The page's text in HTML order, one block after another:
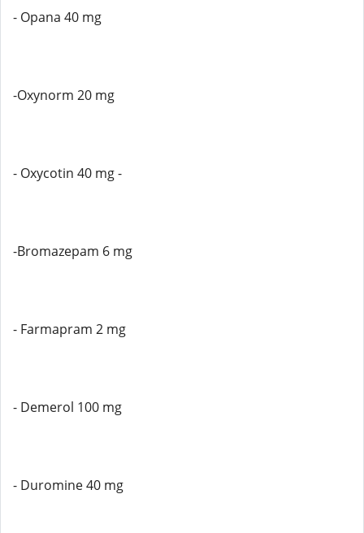
- Opana 40 mg
-Oxynorm 20 mg
- Oxycotin 40 mg -
-Bromazepam 6 mg
- Farmapram 2 mg
- Demerol 100 mg
- Duromine 40 mg